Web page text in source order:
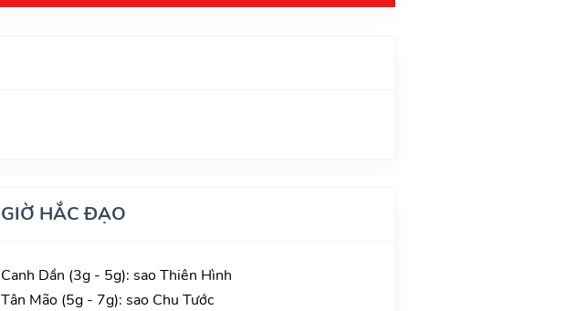
GIỜ HẮC ĐẠO
Canh Dần (3g - 5g): sao Thiên Hình
Tân Mão (5g - 7g): sao Chu Tước